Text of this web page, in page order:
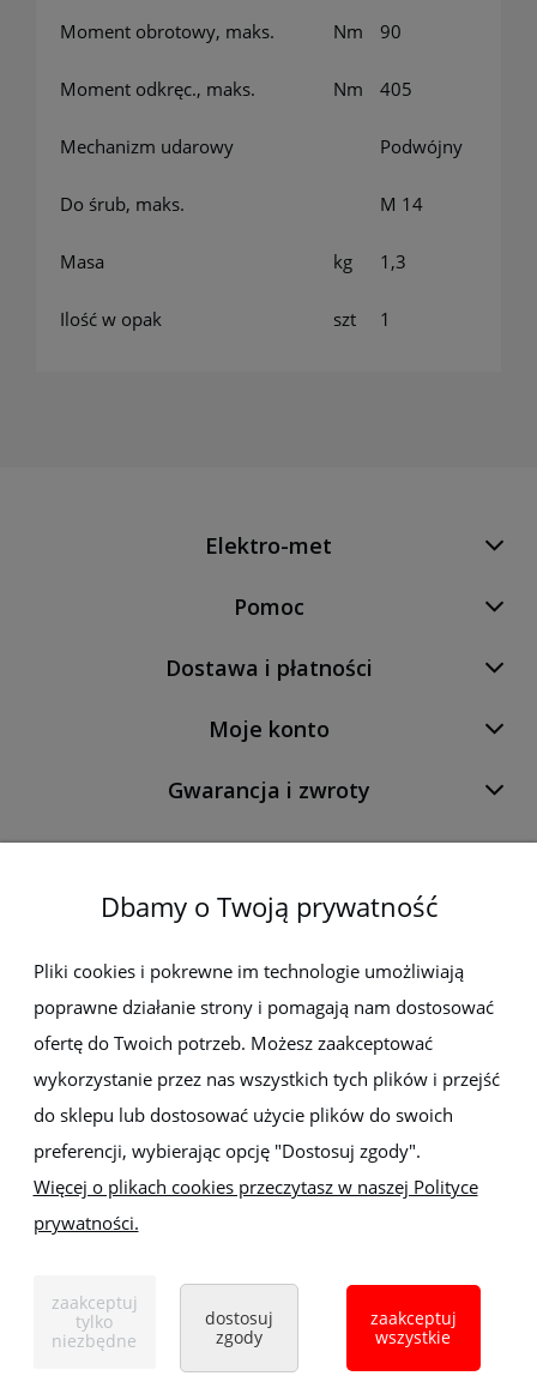
Moment obrotowy, maks. Nm 90
Moment odkręc., maks. Nm 405
Mechanizm udarowy Podwójny
Do śrub, maks. M 14
Masa kg 1,3
Ilość w opak szt 1
Elektro-met
Pomoc
Dostawa i płatności
Moje konto
Gwarancja i zwroty
O firmie
Newsletter
Zapisz się do newslettera, aby być na bieżąco z nowościami i
promocjami
Handlowa 1, 35-103 Rzeszów
Tel:
+48 17 853 90 49 +48 668 191 214
Dbamy o Twoją prywatność
Pliki cookies i pokrewne im technologie umożliwiają
poprawne działanie strony i pomagają nam dostosować
ofertę do Twoich potrzeb. Możesz zaakceptować
wykorzystanie przez nas wszystkich tych plików i przejść
do sklepu lub dostosować użycie plików do swoich
preferencji, wybierając opcję "Dostosuj zgody".
Więcej o plikach cookies przeczytasz w naszej Polityce
prywatności.
zaakceptuj
tylko
niezbędne
dostosuj
zgody
zaakceptuj
wszystkie